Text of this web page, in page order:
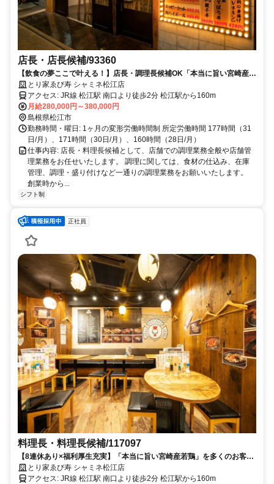
店長・店長候補/93360
【飲食の夢ここで叶える！】店長・調理長候補OK「本当に旨い宮崎産若
鶏」とり家ゑび寿 シャミネ松江店
アクセス: JR線 松江駅 南口より徒歩2分 松江駅から160m
月給280,000円～380,000円
島根県松江市
勤務時間・曜日: 1ヶ月の変形労働時間制 所定労働時間 177時間（31
日/月）、171時間（30日/月）、160時間（28日/月）
仕事内容: 店長・料理長候補として、店舗での調理業務全般や店舗管
理業務をお任せいたします。 調理に関しては、食材の仕込み、在庫
管理、調理・盛り付けなど一通りの調理業務をお願いいたします。
創業時から...
シフト制
正社員
料理長・料理長候補/117097
【8連休あり×福利厚生充実】「本当に旨い宮崎産若鶏」を多くのお客様
に とり家ゑび寿 シャミネ松江店
アクセス: JR線 松江駅 南口より徒歩2分 松江駅から160m